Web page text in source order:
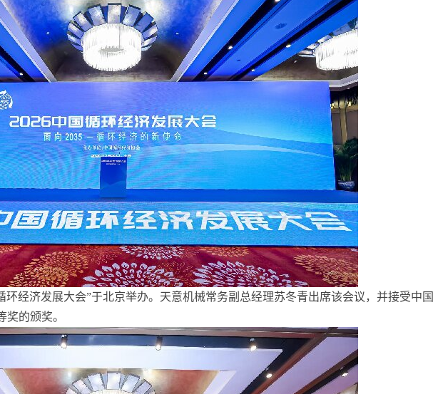
环经济发展大会”于北京举办。天意机械常务副总经理苏冬青出席该会议，并接受中国
的颁奖。